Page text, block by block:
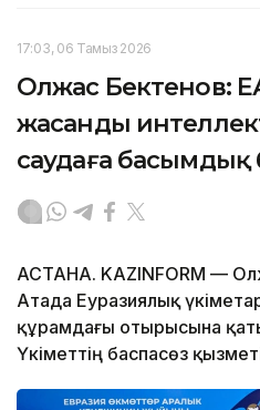
17:03, 06 Тамыз 2026
Олжас Бектенов:
жасанды
саудаға басымдық
АСТАНА. KAZINFORM —
Атада Еуразиялық
құрамдағы отырысына
Үкіметтің баспасөз